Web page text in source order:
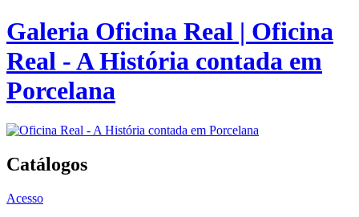
Galeria Oficina Real | Oficina
Real - A História contada em
Porcelana
Catálogos
Acesso